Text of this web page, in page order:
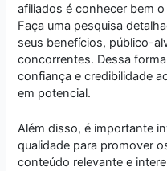
afiliados é conhecer bem
Faça uma pesquisa
seus benefícios, público-
concorrentes. Dessa
confiança e credibilidade
em potencial.
Além disso, é importante
qualidade para promover
conteúdo relevante e